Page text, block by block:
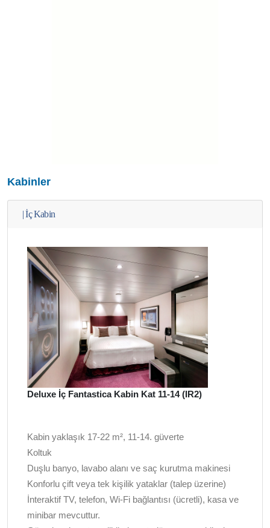
Kabinler
|İç Kabin
Deluxe İç Fantastica Kabin Kat 11-14 (IR2)
Kabin yaklaşık 17-22 m², 11-14. güverte
Koltuk
Duşlu banyo, lavabo alanı ve saç kurutma makinesi
Konforlu çift veya tek kişilik yataklar (talep üzerine)
İnteraktif TV, telefon, Wi-Fi bağlantısı (ücretli), kasa ve
minibar mevcuttur.